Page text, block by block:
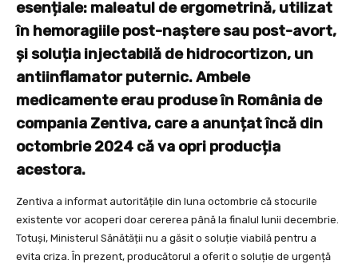
esențiale: maleatul de ergometrină, utilizat
în hemoragiile post-naștere sau post-avort,
și soluția injectabilă de hidrocortizon, un
antiinflamator puternic. Ambele
medicamente erau produse în România de
compania Zentiva, care a anunțat încă din
octombrie 2024 că va opri producția
acestora.
Zentiva a informat autoritățile din luna octombrie că stocurile
existente vor acoperi doar cererea până la finalul lunii decembrie.
Totuși, Ministerul Sănătății nu a găsit o soluție viabilă pentru a
evita criza. În prezent, producătorul a oferit o soluție de urgență